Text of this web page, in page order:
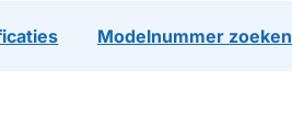
Modelnummer zoeken